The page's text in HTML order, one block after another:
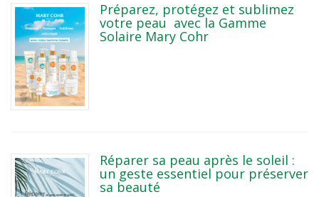
Préparez, protégez et sublimez
votre peau avec la Gamme
Solaire Mary Cohr
Réparer sa peau après le soleil :
un geste essentiel pour préserver
sa beauté